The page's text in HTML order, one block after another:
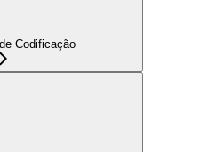
Codificação